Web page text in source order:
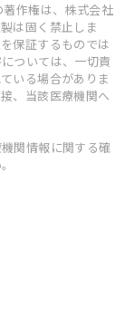
作権は、株式会社
は固く禁止しま
保証するものでは
ついては、一切責
いる場合がありま
、当該医療機関へ
関情報に関する確